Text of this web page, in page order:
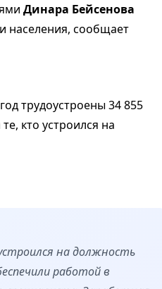
Динара Бейсенова
населения, сообщает
трудоустроены 34 855
кто устроился на
на должность
работой в